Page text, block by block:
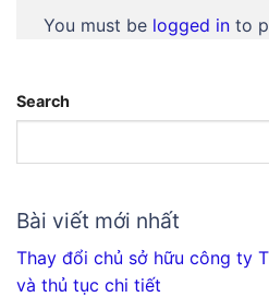
You must be logged in to
Search
Bài viết mới nhất
Thay đổi chủ sở hữu công ty
và thủ tục chi tiết